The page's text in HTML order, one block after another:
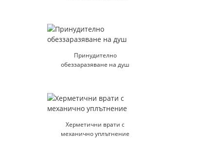
Принудително
обеззаразяване на душ
Херметични врати с
механично уплътнение